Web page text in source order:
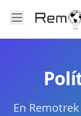
Para Empresas
Recursos
En